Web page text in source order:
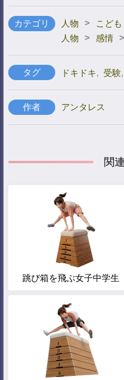
カテゴリ 人物 > こども
人物
> 感情 >
タグ ドキドキ, 受験,
作者 アンタレス
関
跳び箱を飛ぶ女子中学生